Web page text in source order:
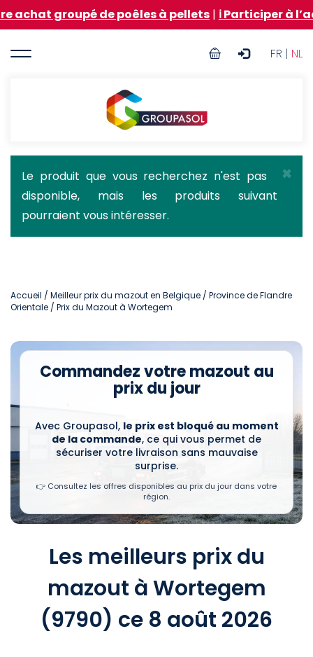
au
principal
de poêles à pellets|ℹ️ Participer à l’achat
FR | NL
User
Groupasol
×
Message
d'état
Le produit que vous recherchez n'est pas
disponible, mais les produits suivant
pourraient vous intéresser.
Accueil / Meilleur prix du mazout en Belgique / Province de Flandre
Orientale / Prix du Mazout à Wortegem
Commandez votre mazout au
prix du jour
Avec Groupasol, le prix est bloqué au moment
de la commande, ce qui vous permet de
sécuriser votre livraison sans mauvaise
surprise.
👉 Consultez les offres disponibles au prix du jour dans votre
région.
Les meilleurs prix du
mazout à Wortegem
(9790) ce 8 août 2026